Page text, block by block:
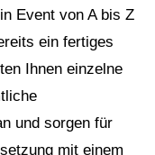
Event von A bis Z
ein fertiges
Ihnen einzelne
und sorgen für
mit einem